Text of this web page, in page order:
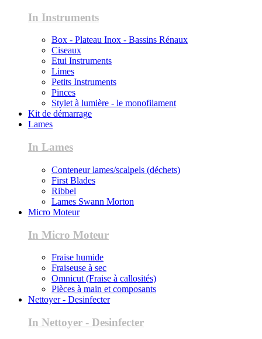
In Instruments
Box - Plateau Inox - Bassins Rénaux
Ciseaux
Etui Instruments
Limes
Petits Instruments
Pinces
Stylet à lumière - le monofilament
Kit de démarrage
Lames
In Lames
Conteneur lames/scalpels (déchets)
First Blades
Ribbel
Lames Swann Morton
Micro Moteur
In Micro Moteur
Fraise humide
Fraiseuse à sec
Omnicut (Fraise à callosités)
Pièces à main et composants
Nettoyer - Desinfecter
In Nettoyer - Desinfecter